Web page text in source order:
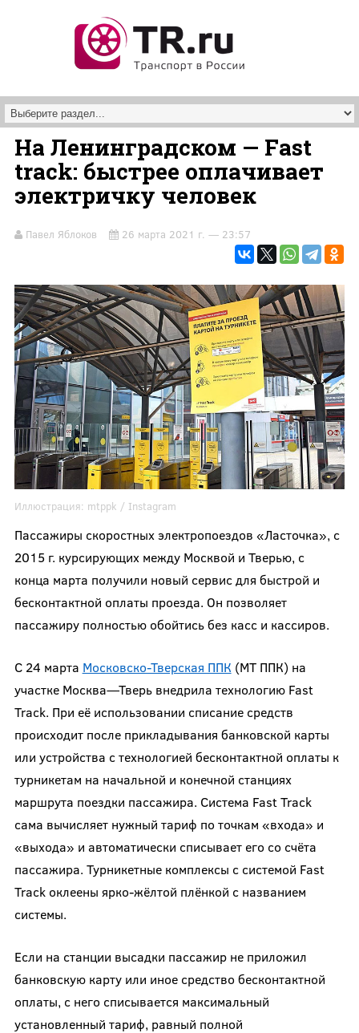
На Ленинградском — Fast
track: быстрее оплачивает
электричку человек
Павел Яблоков 26 марта 2021 г. — 23:57
Иллюстрация: mtppk / Instagram
Пассажиры скоростных электропоездов «Ласточка», с
2015 г. курсирующих между Москвой и Тверью, с
конца марта получили новый сервис для быстрой и
бесконтактной оплаты проезда. Он позволяет
пассажиру полностью обойтись без касс и кассиров.
С 24 марта Московско-Тверская ППК (МТ ППК) на
участке Москва—Тверь внедрила технологию Fast
Track. При её использовании списание средств
происходит после прикладывания банковской карты
или устройства с технологией бесконтактной оплаты к
турникетам на начальной и конечной станциях
маршрута поездки пассажира. Система Fast Track
сама вычисляет нужный тариф по точкам «входа» и
«выхода» и автоматически списывает его со счёта
пассажира. Турникетные комплексы с системой Fast
Track оклеены ярко-жёлтой плёнкой с названием
системы.
Если на станции высадки пассажир не приложил
банковскую карту или иное средство бесконтактной
оплаты, с него списывается максимальный
установленный тариф, равный полной